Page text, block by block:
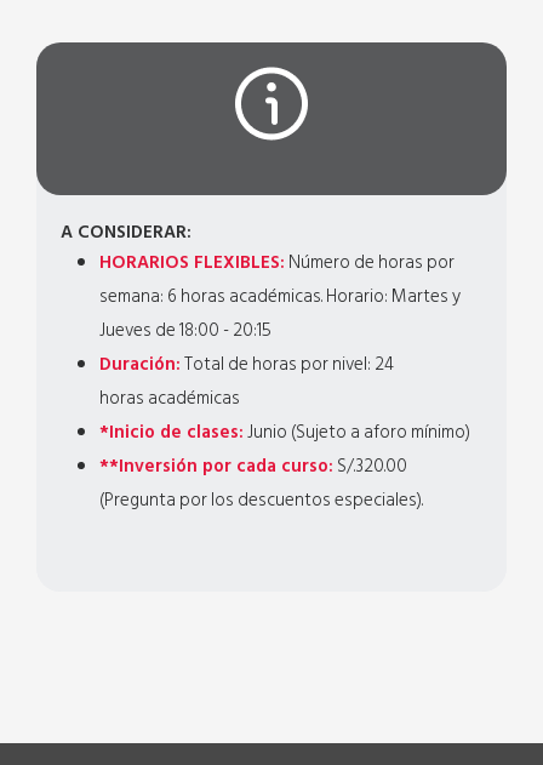
A CONSIDERAR:
HORARIOS FLEXIBLES: Número de horas por
semana: 6 horas académicas. Horario: Martes y
Jueves de 18:00 - 20:15
Duración:Total de horas por nivel: 24
horas académicas
*Inicio de clases:Junio (Sujeto a aforo mínimo)
**Inversión por cada curso: S/.320.00
(Pregunta por los descuentos especiales).